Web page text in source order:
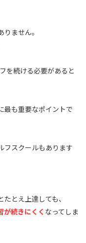
ません。
を続ける必要があると
最も重要なポイントで
フスクールもあります
とえ上達しても、
が続きにくく なってしま